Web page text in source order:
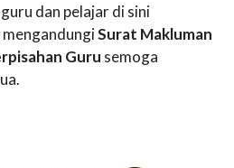
dan pelajar di sini
Surat Makluman
Guru semoga